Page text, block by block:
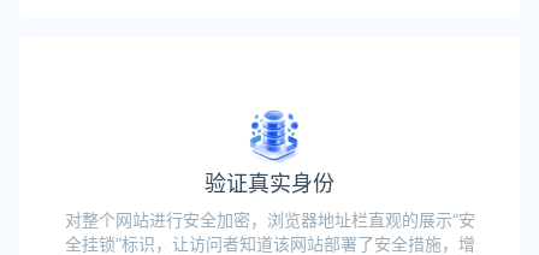
验证真实身份
对整个网站进行安全加密，浏览器地址栏直观的展示“安
全挂锁”标识，让访问者知道该网站部署了安全措施，增